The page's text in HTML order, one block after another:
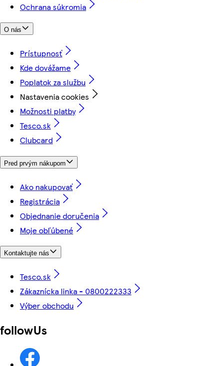
Ochrana súkromia
O nás
Prístupnosť
Kde dovážame
Poplatok za službu
Nastavenia cookies
Možnosti platby
Tesco.sk
Clubcard
Pred prvým nákupom
Ako nakupovať
Registrácia
Objednanie doručenia
Moje obľúbené
Kontaktujte nás
Tesco.sk
Zákaznícka linka - 0800222333
Výber obchodu
followUs